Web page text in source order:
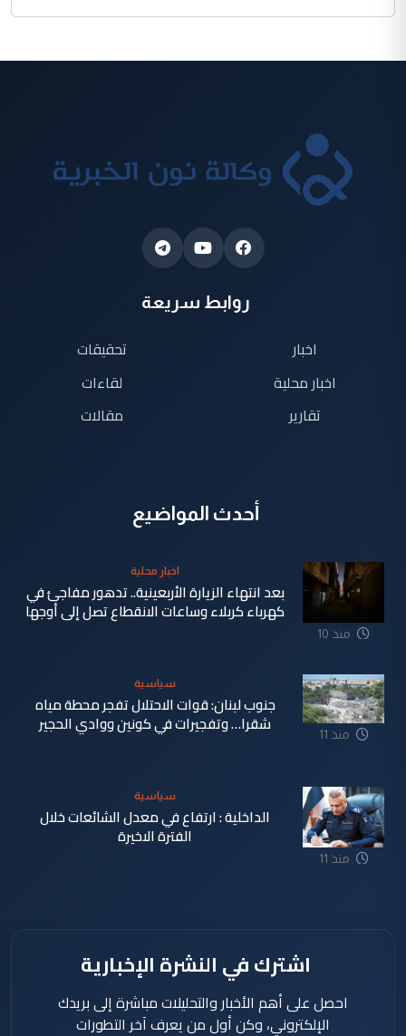
روابط سريعة
اخبار
اخبار محلية
تقارير
تحقيقات
لقاءات
مقالات
أحدث المواضيع
منذ 10
اخبار محلية
بعد انتهاء الزيارة الأربعينية.. تدهور مفاجئ في
كهرباء كربلاء وساعات الانقطاع تصل إلى أوجها
منذ 11
سياسية
جنوب لبنان: قوات الاحتلال تفجر محطة مياه
شقرا… وتفجيرات في كونين ووادي الحجير
منذ 11
سياسية
الداخلية : ارتفاع في معدل الشائعات خلال
الفترة الاخيرة
اشترك في النشرة الإخبارية
احصل على أهم الأخبار والتحليلات مباشرة إلى بريدك
الإلكتروني، وكن أول من يعرف آخر التطورات